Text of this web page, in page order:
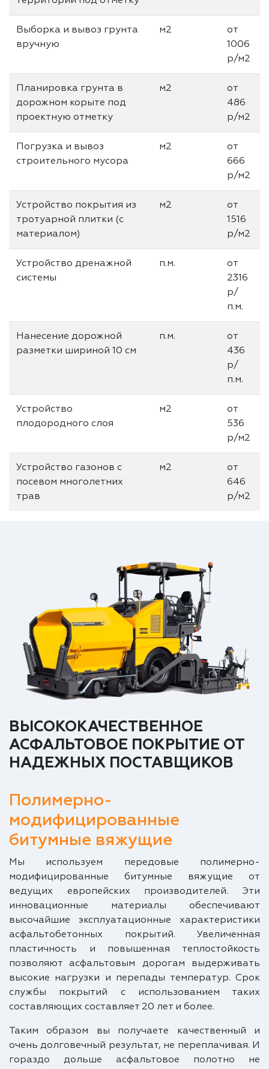
Выборка и вывоз грунта
вручную
м2
от
1006
р/м2
Планировка грунта в
дорожном корыте под
проектную отметку
м2
от
486
р/м2
Погрузка и вывоз
строительного мусора
м2
от
666
р/м2
Устройство покрытия из
тротуарной плитки (с
материалом)
м2
от
1516
р/м2
Устройство дренажной
системы
п.м.
от
2316
р/
п.м.
Нанесение дорожной
разметки шириной 10 см
п.м.
от
436
р/
п.м.
Устройство
плодородного слоя
м2
от
536
р/м2
Устройство газонов с
посевом многолетних
трав
м2
от
646
р/м2
ВЫСОКОКАЧЕСТВЕННОЕ
АСФАЛЬТОВОЕ ПОКРЫТИЕ ОТ
НАДЕЖНЫХ ПОСТАВЩИКОВ
Полимерно-
модифицированные
битумные вяжущие
Мы используем передовые полимерно-
модифицированные битумные вяжущие от
ведущих европейских производителей. Эти
инновационные материалы обеспечивают
высочайшие эксплуатационные характеристики
асфальтобетонных покрытий. Увеличенная
пластичность и повышенная теплостойкость
позволяют асфальтовым дорогам выдерживать
высокие нагрузки и перепады температур. Срок
службы покрытий с использованием таких
составляющих составляет 20 лет и более.
Таким образом вы получаете качественный и
очень долговечный результат, не переплачивая. И
гораздо дольше асфальтовое полотно не